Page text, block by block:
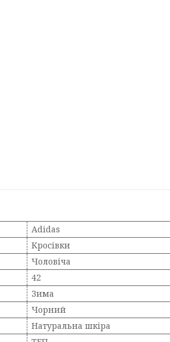
Adidas
Кросівки
Чоловіча
42
Зима
Чорний
Натуральна шкіра